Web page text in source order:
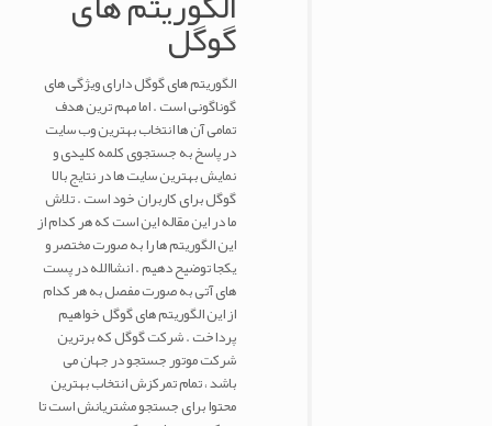
گوگل
الگوریتم های گوگل دارای ویژگی های
گوناگونی است . اما مهم ترین هدف
تمامی آن ها انتخاب بهترین وب سایت
در پاسخ به جستجوی کلمه کلیدی و
نمایش بهترین سایت ها در نتایج بالا
گوگل برای کاربران خود است . تلاش
ما در این مقاله این است که هر کدام از
این الگوریتم ها را به صورت مختصر و
یکجا توضیح دهیم . انشاالله در پست
های آتی به صورت مفصل به هر کدام
از این الگوریتم های گوگل خواهیم
پرداخت . شرکت گوگل که برترین
شرکت موتور جستجو در جهان می
باشد ، تمام تمرکزش انتخاب بهترین
محتوا برای جستجو مشتریانش است تا